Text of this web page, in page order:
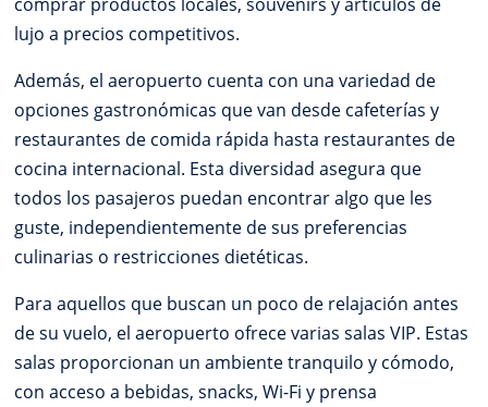
lujo a precios competitivos.
Además, el aeropuerto cuenta con una variedad de
opciones gastronómicas que van desde cafeterías y
restaurantes de comida rápida hasta restaurantes de
cocina internacional. Esta diversidad asegura que
todos los pasajeros puedan encontrar algo que les
guste, independientemente de sus preferencias
culinarias o restricciones dietéticas.
Para aquellos que buscan un poco de relajación antes
de su vuelo, el aeropuerto ofrece varias salas VIP. Estas
salas proporcionan un ambiente tranquilo y cómodo,
con acceso a bebidas, snacks, Wi-Fi y prensa